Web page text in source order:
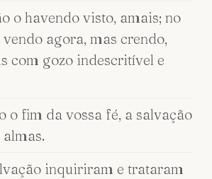
o havendo visto, amais; no
vendo agora, mas crendo,
com gozo indescritível e
o fim da vossa fé, a salvação
almas.
inquiriram e trataram